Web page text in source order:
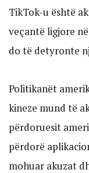
TikTok-u është
veçantë ligjore
do të detyronte
Politikanët
kineze mund të
përdoruesit
përdorë
mohuar akuzat